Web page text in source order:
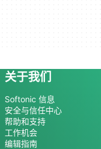
关于我们
Softonic 信息
安全与信任中心
帮助和支持
工作机会
编辑指南